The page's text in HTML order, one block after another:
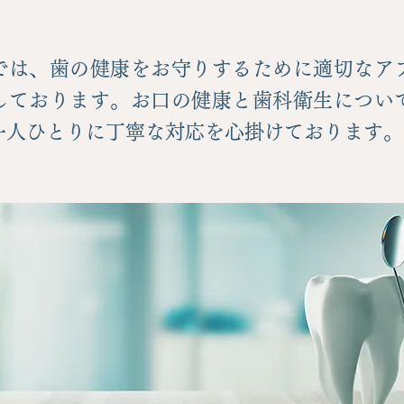
は、歯の健康をお守りするために適切なア
ております。お口の健康と歯科衛生につい
ひとりに丁寧な対応を心掛けております。